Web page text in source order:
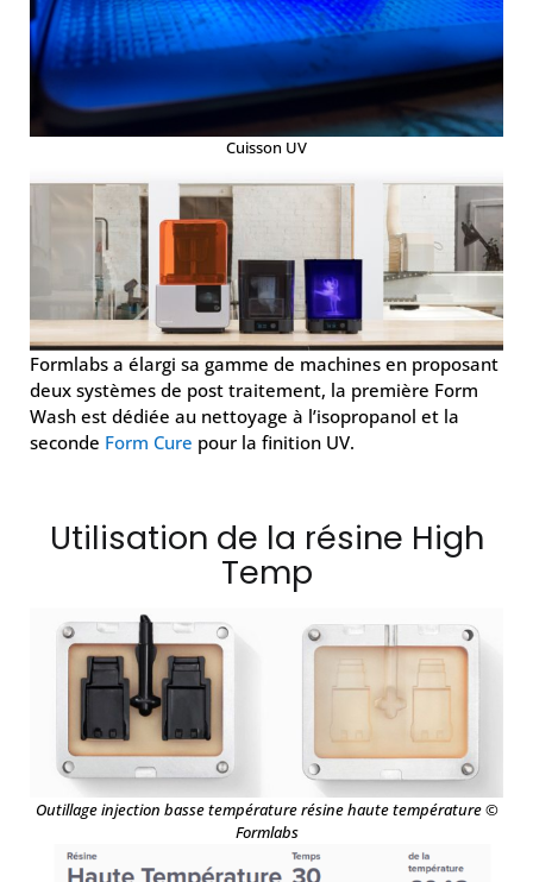
Cuisson UV
Formlabs a élargi sa gamme de machines en proposant
deux systèmes de post traitement, la première Form
Wash est dédiée au nettoyage à l’isopropanol et la
seconde Form Cure pour la finition UV.
Utilisation de la résine High
Temp
Outillage injection basse température résine haute température©
Formlabs